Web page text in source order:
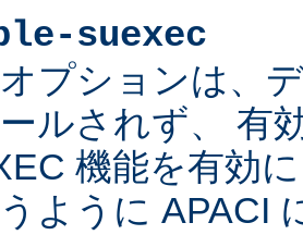
suexec
プションは、
ルされず、 有
機能を有効
ように APACI